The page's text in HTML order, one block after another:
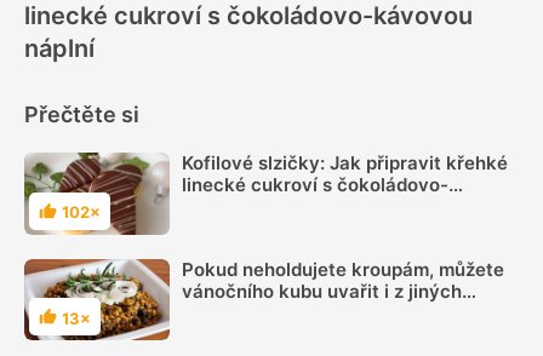
linecké cukroví s čokoládovo-kávovou
náplní
Přečtěte si
Hodnocení
102×
Kofilové slzičky: Jak připravit křehké
linecké cukroví s čokoládovo-
Hodnocení
13×
Pokud neholdujete kroupám, můžete
vánočního kubu uvařit i z jiných